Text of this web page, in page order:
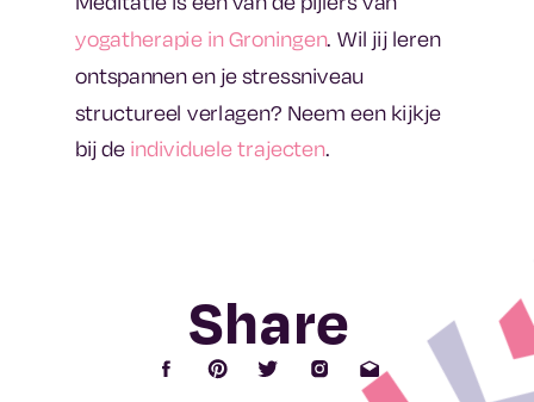
yogatherapie in Groningen. Wil jij leren
ontspannen en je stressniveau
structureel verlagen? Neem een kijkje
bij deindividuele trajecten.
Share